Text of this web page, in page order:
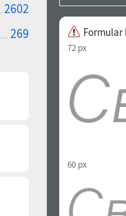
2602
269
72 px
60 px